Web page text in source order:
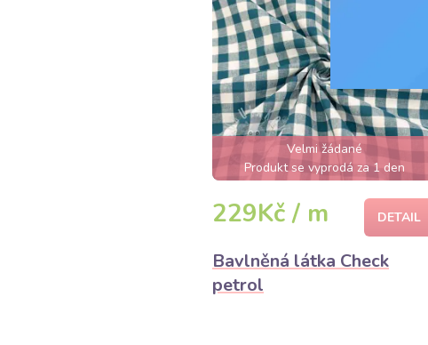
Velmi žádané
Produkt se vyprodá za 1 den
229Kč / m DETAIL
Bavlněná látka Check
petrol